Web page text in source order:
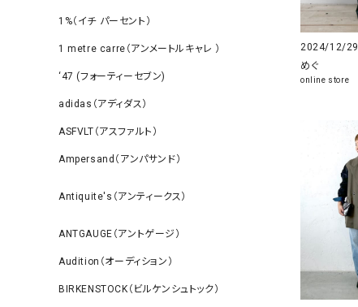
1%（イチ パーセント）
1 metre carre（アンメートルキャレ ）
‘47 (フォーティーセブン)
adidas（アディダス）
ASFVLT（アスファルト）
Ampersand（アンパサンド）
Antiquite's（アンティークス）
ANTGAUGE（アントゲージ）
Audition（オーディション）
BIRKENSTOCK（ビルケンシュトック）
2024/12/29
めぐ
online store